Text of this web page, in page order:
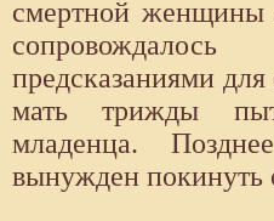
смертной женщины
предсказаниями
мать трижды
младенца.
вынужден покинуть